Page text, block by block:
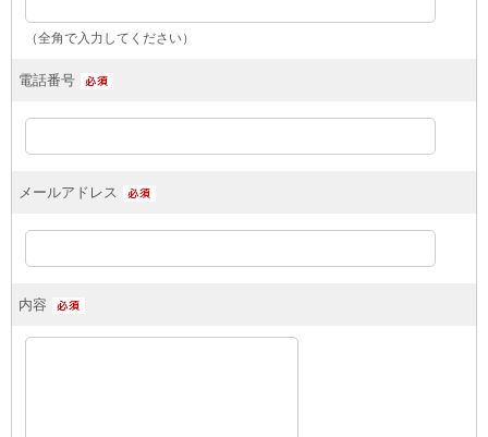
（全角で入力してください）
電話番号
メールアドレス
内容